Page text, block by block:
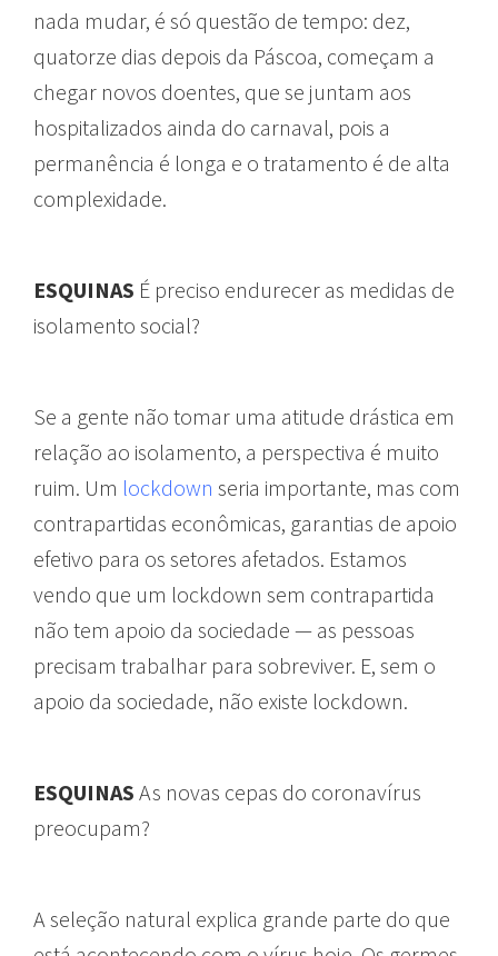
nada mudar, é só questão de tempo: dez,
quatorze dias depois da Páscoa, começam a
chegar novos doentes, que se juntam aos
hospitalizados ainda do carnaval, pois a
permanência é longa e o tratamento é de alta
complexidade.
ESQUINAS É preciso endurecer as medidas de
isolamento social?
Se a gente não tomar uma atitude drástica em
relação ao isolamento, a perspectiva é muito
ruim. Um lockdown seria importante, mas com
contrapartidas econômicas, garantias de apoio
efetivo para os setores afetados. Estamos
vendo que um lockdown sem contrapartida
não tem apoio da sociedade — as pessoas
precisam trabalhar para sobreviver. E, sem o
apoio da sociedade, não existe lockdown.
ESQUINAS As novas cepas do coronavírus
preocupam?
A seleção natural explica grande parte do que